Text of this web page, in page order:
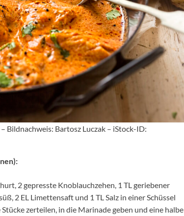
Bildnachweis: Bartosz Luczak – iStock-ID:
2 gepresste Knoblauchzehen, 1 TL geriebener
2 EL Limettensaft und 1 TL Salz in einer Schüssel
zerteilen, in die Marinade geben und eine halbe